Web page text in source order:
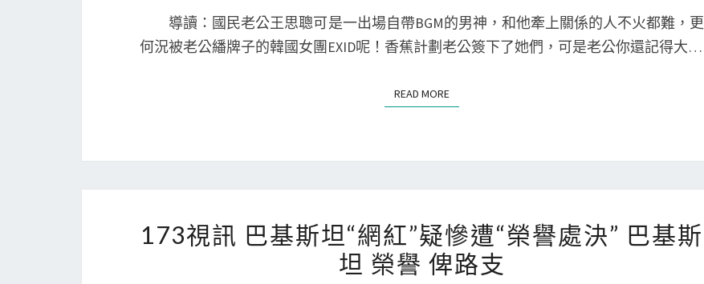
紅
打
TARA！
EXID“發”
力
無
導讀：國民老公王思聰可是一出場自帶BGM的男神，和他牽上關係的人不火都難，更
何況被老公繙牌子的韓國女團EXID呢！香蕉計劃老公簽下了她們，可是老公你還記得大…
READ MOREREAD MORE
視
訊
173視訊 巴基斯坦“網紅”疑慘遭“榮譽處決” 巴基斯
坦 榮譽 俾路支